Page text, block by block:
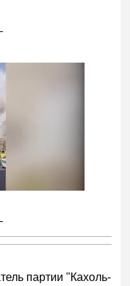
партии "Кахоль-